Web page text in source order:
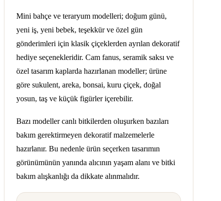
Mini bahçe ve teraryum modelleri; doğum günü,
yeni iş, yeni bebek, teşekkür ve özel gün
gönderimleri için klasik çiçeklerden ayrılan dekoratif
hediye seçenekleridir. Cam fanus, seramik saksı ve
özel tasarım kaplarda hazırlanan modeller; ürüne
göre sukulent, areka, bonsai, kuru çiçek, doğal
yosun, taş ve küçük figürler içerebilir.
Bazı modeller canlı bitkilerden oluşurken bazıları
bakım gerektirmeyen dekoratif malzemelerle
hazırlanır. Bu nedenle ürün seçerken tasarımın
görünümünün yanında alıcının yaşam alanı ve bitki
bakım alışkanlığı da dikkate alınmalıdır.